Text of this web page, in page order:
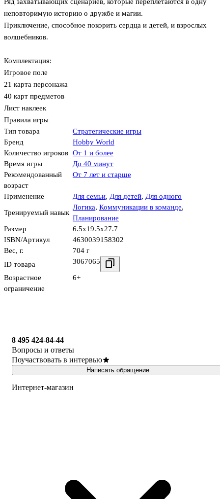
Ряд захватывающих сценариев, которые переплетаются в одну
неповторимую историю о дружбе и магии.
Приключение, способное покорить сердца и детей, и взрослых
волшебников.
Комплектация:
Игровое поле
21 карта персонажа
40 карт предметов
Лист наклеек
Правила игры
Тип товара
Стратегические игры
Бренд
Hobby World
Количество игроков От 1 и более
Время игры
До 40 минут
Рекомендованный
возраст
От 7 лет и старше
Применение Для семьи, Для детей, Для одного
Тренируемый навык
Логика, Коммуникации в команде,
Планирование
Размер
6.5x19.5x27.7
ISBN/Артикул
4630039158302
Вес, г.
704 г
ID товара
3067065
Возрастное
ограничение
6+
8 495 424-84-44
Вопросы и ответы
Поучаствовать в интервью
Написать обращение
Интернет-магазин